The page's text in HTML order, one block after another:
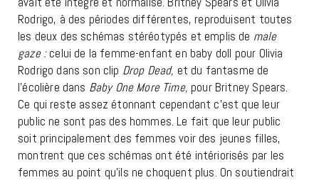
Rodrigo, à des périodes différentes, reproduisent toutes
les deux des schémas stéréotypés et emplis de male
gaze :celui de la femme-enfant en baby doll pour Olivia
Rodrigo dans son clip Drop Dead, et du fantasme de
l’écolière dans Baby One More Time, pour Britney Spears.
Ce qui reste assez étonnant cependant c’est que leur
public ne sont pas des hommes. Le fait que leur public
soit principalement des femmes voir des jeunes filles,
montrent que ces schémas ont été intériorisés par les
femmes au point qu’ils ne choquent plus. On soutiendrait